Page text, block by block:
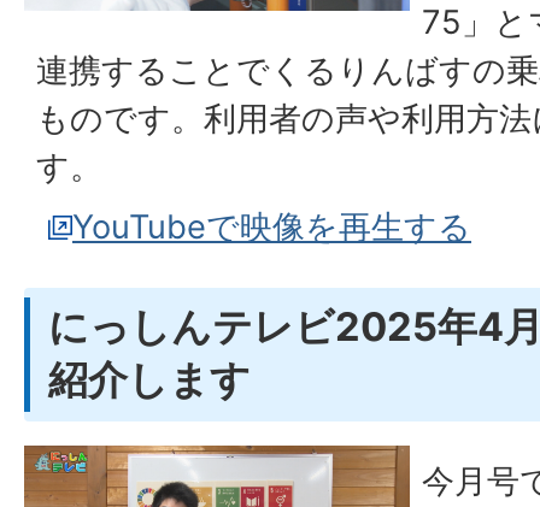
75」と
連携することでくるりんばすの
ものです。利用者の声や利用方
す。
YouTubeで映像を再生する
にっしんテレビ2025年4
紹介します
今月号